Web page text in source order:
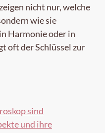
nicht nur, welche
wie sie
Harmonie oder in
oft der Schlüssel zur
sind
und ihre